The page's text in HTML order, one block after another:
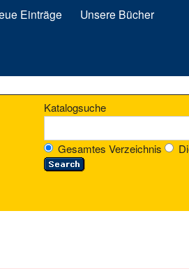
Einträge Unsere Bücher
Katalogsuche
Gesamtes Verzeichnis